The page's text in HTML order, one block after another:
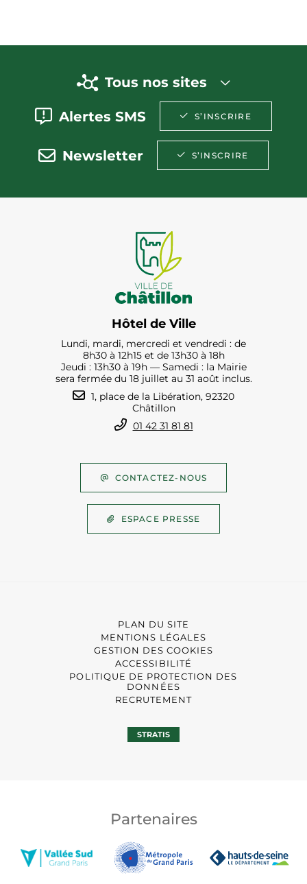
Tous nos sites
Alertes SMS S’INSCRIRE
Newsletter S’INSCRIRE
Hôtel de Ville
Lundi, mardi, mercredi et vendredi : de
8h30 à 12h15 et de 13h30 à 18h
Jeudi : 13h30 à 19h — Samedi : la Mairie
sera fermée du 18 juillet au 31 août inclus.
1, place de la Libération, 92320
Châtillon
01 42 31 81 81
CONTACTEZ-NOUS
ESPACE PRESSE
PLAN DU SITE
MENTIONS LÉGALES
GESTION DES COOKIES
ACCESSIBILITÉ
POLITIQUE DE PROTECTION DES
DONNÉES
RECRUTEMENT
STRATIS
Partenaires